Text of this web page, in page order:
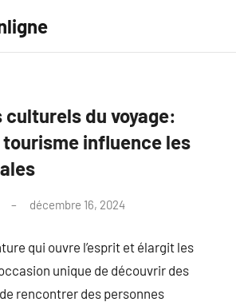
du voyage:
tourisme influence les
décembre 16, 2024
qui ouvre l’esprit et élargit les
unique de découvrir des
rencontrer des personnes